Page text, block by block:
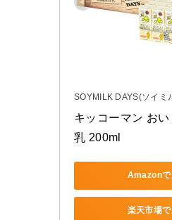
SOYMILK DAYS(ソイミ
キッコーマン お
乳 200ml
Amazonで
楽天市場